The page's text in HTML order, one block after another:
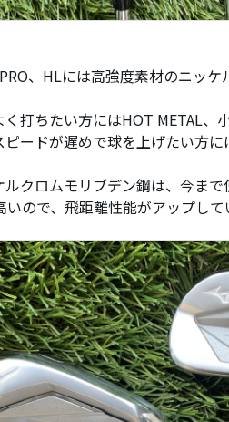
、HLには高強度素材のニッケ
打ちたい方にはHOT METAL、
ードが遅めで球を上げたい方に
ルクロムモリブデン鋼は、今ま
ので、飛距離性能がアップして